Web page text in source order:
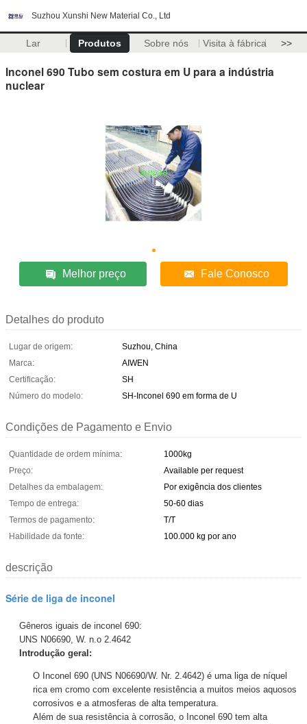
Suzhou Xunshi New Material Co., Ltd
Lar Produtos Sobre nós Visita à fábrica >>
Inconel 690 Tubo sem costura em U para a indústria
nuclear
Melhor preço Fale Conosco
Detalhes do produto
Lugar de origem:
Suzhou, China
Marca:
AIWEN
Certificação:
SH
Número do modelo:
SH-Inconel 690 em forma de U
Condições de Pagamento e Envio
Quantidade de ordem mínima:
1000kg
Preço:
Available per request
Detalhes da embalagem:
Por exigência dos clientes
Tempo de entrega:
50-60 dias
Termos de pagamento:
T/T
Habilidade da fonte:
100.000 kg por ano
descrição
Série de liga de inconel
Gêneros iguais de inconel 690:
UNS N06690, W. n.o 2.4642
Introdução geral:
O Inconel 690 (UNS N06690/W. Nr. 2.4642) é uma liga de níquel
rica em cromo com excelente resistência a muitos meios aquosos
corrosivos e a atmosferas de alta temperatura.
Além de sua resistência à corrosão, o Inconel 690 tem alta